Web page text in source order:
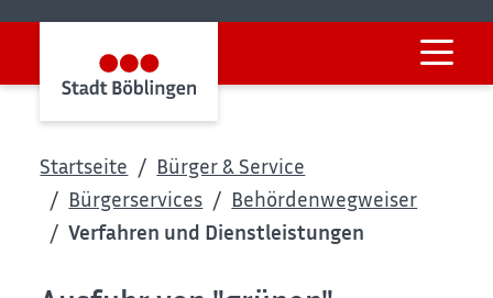
Startseite
Bürger & Service
Bürgerservices
Behördenwegweiser
Verfahren und Dienstleistungen